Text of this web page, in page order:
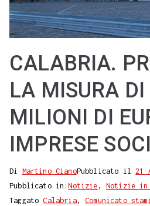
CALABRIA.
LA MISURA DI
MILIONI DI
IMPRESE
Di Martino CianoPubblicato il21
Pubblicato in:Notizie , Notizie in
TaggatoCalabria,Comunicato